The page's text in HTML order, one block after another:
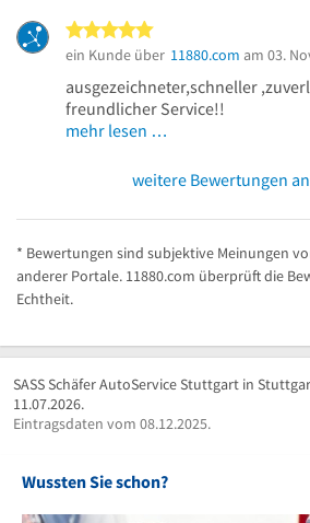
ein Kunde über 11880.com am 03.
ausgezeichneter,schneller
freundlicher Service!!
mehr lesen …
weitere Bewertungen
* Bewertungen sind subjektive Meinungen
anderer Portale. 11880.com überprüft die
Echtheit.
SASS Schäfer AutoService Stuttgart in
11.07.2026.
Eintragsdaten vom 08.12.2025.
Wussten Sie schon?